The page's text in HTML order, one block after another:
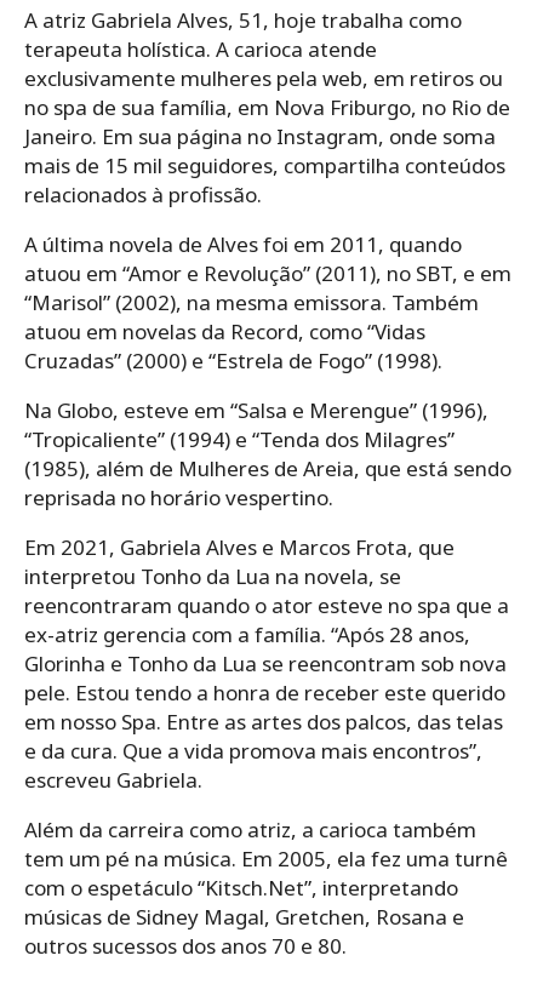
A atriz Gabriela Alves, 51, hoje trabalha como
terapeuta holística. A carioca atende
exclusivamente mulheres pela web, em retiros ou
no spa de sua família, em Nova Friburgo, no Rio de
Janeiro. Em sua página no Instagram, onde soma
mais de 15 mil seguidores, compartilha conteúdos
relacionados à profissão.
A última novela de Alves foi em 2011, quando
atuou em “Amor e Revolução” (2011), no SBT, e em
“Marisol” (2002), na mesma emissora. Também
atuou em novelas da Record, como “Vidas
Cruzadas” (2000) e “Estrela de Fogo” (1998).
Na Globo, esteve em “Salsa e Merengue” (1996),
“Tropicaliente” (1994) e “Tenda dos Milagres”
(1985), além de Mulheres de Areia, que está sendo
reprisada no horário vespertino.
Em 2021, Gabriela Alves e Marcos Frota, que
interpretou Tonho da Lua na novela, se
reencontraram quando o ator esteve no spa que a
ex-atriz gerencia com a família. “Após 28 anos,
Glorinha e Tonho da Lua se reencontram sob nova
pele. Estou tendo a honra de receber este querido
em nosso Spa. Entre as artes dos palcos, das telas
e da cura. Que a vida promova mais encontros”,
escreveu Gabriela.
Além da carreira como atriz, a carioca também
tem um pé na música. Em 2005, ela fez uma turnê
com o espetáculo “Kitsch.Net”, interpretando
músicas de Sidney Magal, Gretchen, Rosana e
outros sucessos dos anos 70 e 80.